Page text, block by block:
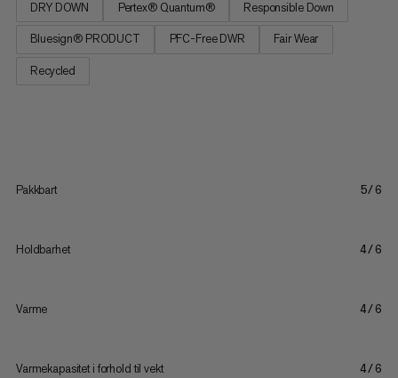
DRY DOWN Pertex® Quantum® Responsible Down
Bluesign® PRODUCT PFC-Free DWR Fair Wear
Recycled
Pakkbart 5/6
Holdbarhet 4/6
Varme 4/6
Varmekapasitet i forhold til vekt 4/6